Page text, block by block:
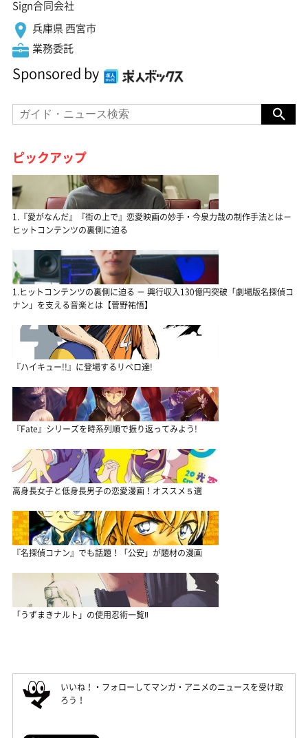
Sign合同会社
兵庫県 西宮市
業務委託
Sponsored by
ピックアップ
1.『愛がなんだ』『街の上で』恋愛映画の妙手・今泉力哉の制作手法とは－
ヒットコンテンツの裏側に迫る
1.ヒットコンテンツの裏側に迫る － 興行収入130億円突破「劇場版名探偵コ
ナン」を支える音楽とは【菅野祐悟】
『ハイキュー!!』に登場するリベロ達!
『Fate』シリーズを時系列順で振り返ってみよう!
高身長女子と低身長男子の恋愛漫画！オススメ５選
『名探偵コナン』でも話題！「公安」が題材の漫画
「うずまきナルト」の使用忍術一覧‼
いいね！・フォローしてマンガ・アニメのニュースを受け取
ろう！